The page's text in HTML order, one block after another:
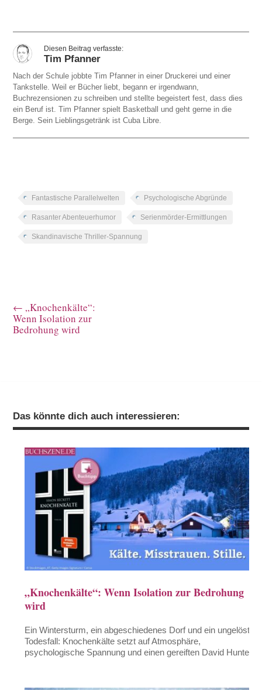
Tim Pfanner
Nach der Schule jobbte Tim Pfanner in einer Druckerei und einer
Tankstelle. Weil er Bücher liebt, begann er irgendwann,
Buchrezensionen zu schreiben und stellte begeistert fest, dass dies
ein Beruf ist. Tim Pfanner spielt Basketball und geht gerne in die
Berge. Sein Lieblingsgetränk ist Cuba Libre.
Fantastische Parallelwelten Psychologische Abgründe
Rasanter Abenteuerhumor Serienmörder-Ermittlungen
Skandinavische Thriller-Spannung
← „Knochenkälte“:
Wenn Isolation zur
Bedrohung wird
Das könnte dich auch interessieren:
„Knochenkälte“: Wenn Isolation zur Bedrohung
wird
Ein Wintersturm, ein abgeschiedenes Dorf und ein ungelöster
Todesfall: Knochenkälte setzt auf Atmosphäre,
psychologische Spannung und einen gereiften David Hunter.